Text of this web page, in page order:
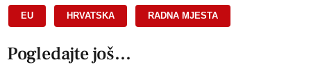
EU HRVATSKA RADNA MJESTA
Pogledajte još...